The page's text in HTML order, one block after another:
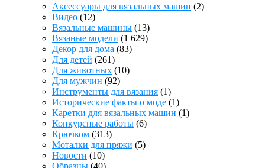
Аксессуары для вязальных машин (2)
Видео (12)
Вязальные машины (13)
Вязаные модели (1 629)
Декор для дома (83)
Для детей (261)
Для животных (10)
Для мужчин (92)
Инструменты для вязания (1)
Исторические факты о моде (1)
Каретки для вязальных машин (1)
Конкурсные работы (6)
Крючком (313)
Моталки для пряжи (5)
Новости (10)
Образцы (40)